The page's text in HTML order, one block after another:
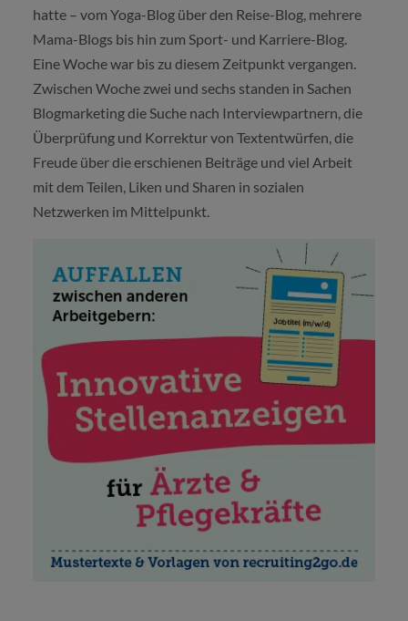
hatte – vom Yoga-Blog über den Reise-Blog, mehrere
Mama-Blogs bis hin zum Sport- und Karriere-Blog.
Eine Woche war bis zu diesem Zeitpunkt vergangen.
Zwischen Woche zwei und sechs standen in Sachen
Blogmarketing die Suche nach Interviewpartnern, die
Überprüfung und Korrektur von Textentwürfen, die
Freude über die erschienen Beiträge und viel Arbeit
mit dem Teilen, Liken und Sharen in sozialen
Netzwerken im Mittelpunkt.